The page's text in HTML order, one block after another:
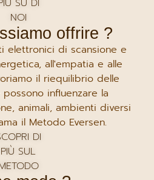
SU DI
NOI
offrire ?
elettronici di scansione e
all'empatia e alle
il riequilibrio delle
influenzare la
animali, ambienti diversi
il Metodo Eversen.
DI
PIÙ SUL